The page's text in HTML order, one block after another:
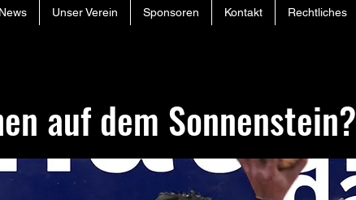
Unser Verein Sponsoren Kontakt Rechtliches
auf dem Sonnenstein?